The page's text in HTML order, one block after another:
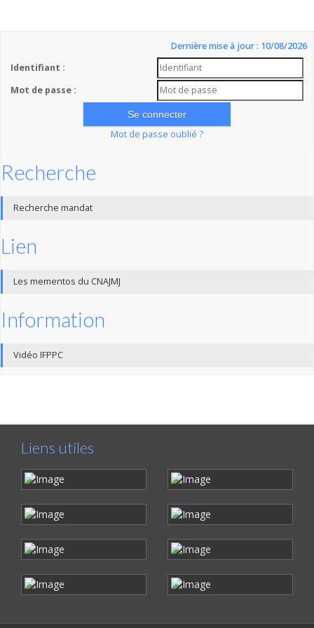
Dernière mise à jour : 10/08/2026
Identifiant :
Mot de passe :
Mot de passe oublié ?
Recherche
Recherche mandat
Lien
Les mementos du CNAJMJ
Information
Vidéo IFPPC
Liens utiles